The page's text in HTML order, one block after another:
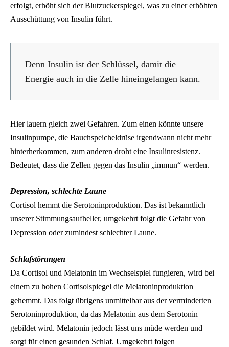
erfolgt, erhöht sich der Blutzuckerspiegel, was zu einer erhöhten
Ausschüttung von Insulin führt.
Denn Insulin ist der Schlüssel, damit die
Energie auch in die Zelle hineingelangen kann.
Hier lauern gleich zwei Gefahren. Zum einen könnte unsere
Insulinpumpe, die Bauchspeicheldrüse irgendwann nicht mehr
hinterherkommen, zum anderen droht eine Insulinresistenz.
Bedeutet, dass die Zellen gegen das Insulin „immun“ werden.
Depression, schlechte Laune
Cortisol hemmt die Serotoninproduktion. Das ist bekanntlich
unserer Stimmungsaufheller, umgekehrt folgt die Gefahr von
Depression oder zumindest schlechter Laune.
Schlafstörungen
Da Cortisol und Melatonin im Wechselspiel fungieren, wird bei
einem zu hohen Cortisolspiegel die Melatoninproduktion
gehemmt. Das folgt übrigens unmittelbar aus der verminderten
Serotoninproduktion, da das Melatonin aus dem Serotonin
gebildet wird. Melatonin jedoch lässt uns müde werden und
sorgt für einen gesunden Schlaf. Umgekehrt folgen